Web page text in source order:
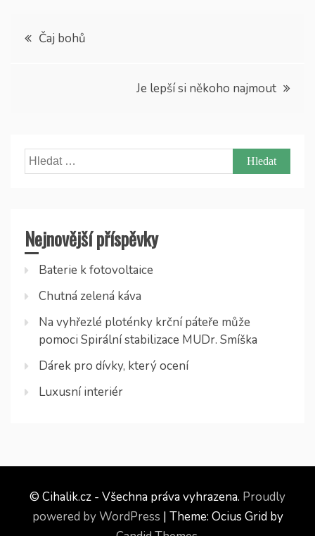
Navigace
Čaj bohů
Je lepší si někoho najmout
Vyhledávání
Nejnovější příspěvky
Baterie k fotovoltaice
Chutná zelená káva
Na vyhřezlé ploténky krční páteře může
pomoci Spirální stabilizace MUDr. Smíška
Dárek pro dívky, který ocení
Luxusní interiér
© Cihalik.cz - Všechna práva vyhrazena. Proudly
powered by WordPress | Theme: Ocius Grid by